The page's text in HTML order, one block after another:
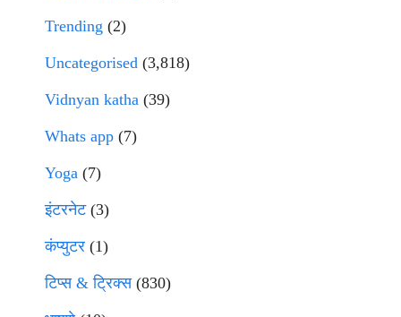
Trending (2)
Uncategorised (3,818)
Vidnyan katha (39)
Whats app (7)
Yoga (7)
इंटरनेट(3)
कंप्युटर (1)
टिप्स & ट्रिक्स(830)